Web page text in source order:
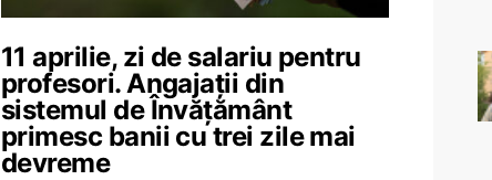
11 aprilie, zi de salariu pentru
profesori. Angajații din
sistemul de Învățământ
primesc banii cu trei zile mai
devreme